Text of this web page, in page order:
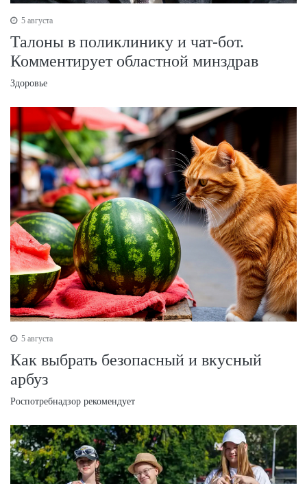
5 августа
Талоны в поликлинику и чат-бот.
Комментирует областной минздрав
Здоровье
5 августа
Как выбрать безопасный и вкусный
арбуз
Роспотребнадзор рекомендует